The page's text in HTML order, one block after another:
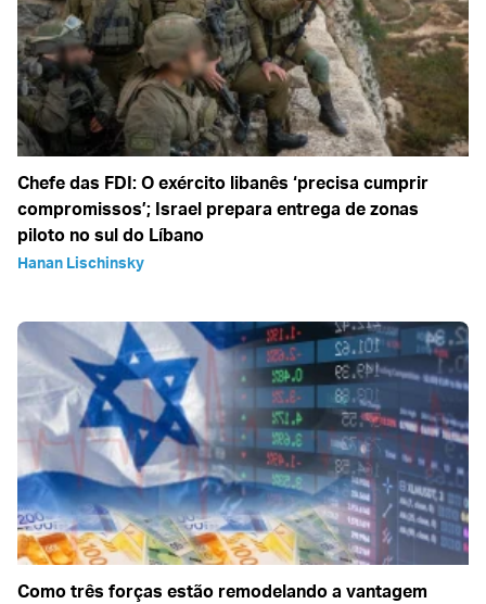
Chefe das FDI: O exército libanês ‘precisa cumprir
compromissos’; Israel prepara entrega de zonas
piloto no sul do Líbano
Hanan Lischinsky
Como três forças estão remodelando a vantagem